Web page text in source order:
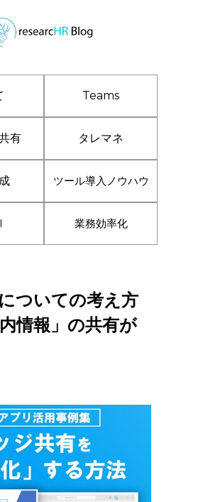
Teams
有 タレマネ
ツール導入ノウハウ
業務効率化
ついての考え方
情報」の共有が